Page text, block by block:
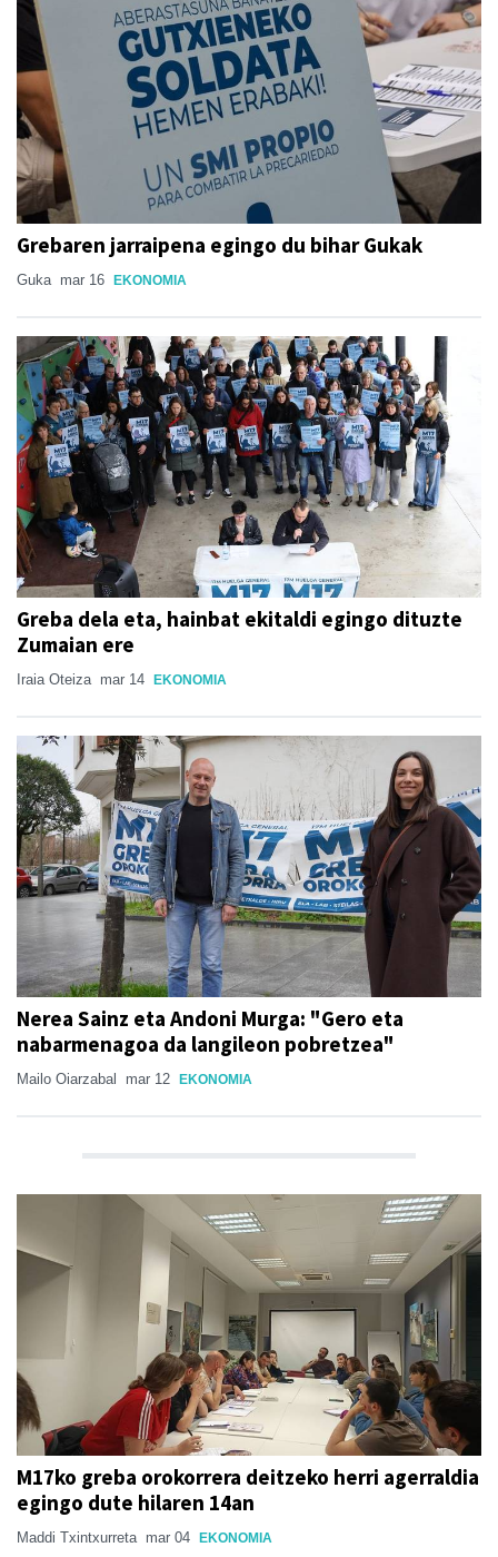
Grebaren jarraipena egingo du bihar Gukak
Guka mar 16 EKONOMIA
Greba dela eta, hainbat ekitaldi egingo dituzte
Zumaian ere
Iraia Oteiza mar 14 EKONOMIA
Nerea Sainz eta Andoni Murga: "Gero eta
nabarmenagoa da langileon pobretzea"
Mailo Oiarzabal mar 12 EKONOMIA
M17ko greba orokorrera deitzeko herri agerraldia
egingo dute hilaren 14an
Maddi Txintxurreta mar 04 EKONOMIA